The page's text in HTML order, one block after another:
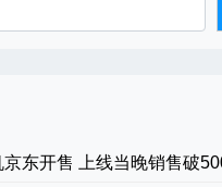
东开售 上线当晚销售破